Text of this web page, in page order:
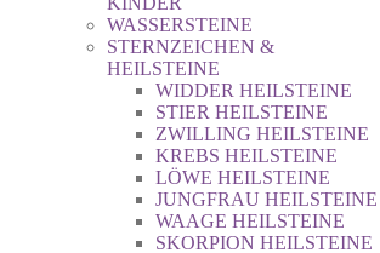
WASSERSTEINE
STERNZEICHEN &
HEILSTEINE
WIDDER HEILSTEINE
STIER HEILSTEINE
ZWILLING HEILSTEINE
KREBS HEILSTEINE
LÖWE HEILSTEINE
JUNGFRAU HEILSTEINE
WAAGE HEILSTEINE
SKORPION HEILSTEINE